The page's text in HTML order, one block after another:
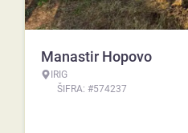
Manastir Hopovo
IRIG
ŠIFRA: #574237